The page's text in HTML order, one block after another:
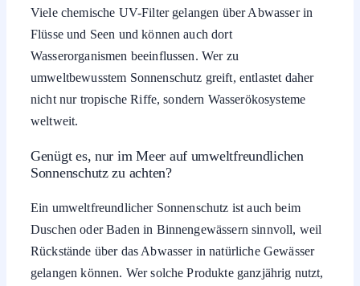
Viele chemische UV-Filter gelangen über Abwasser in
Flüsse und Seen und können auch dort
Wasserorganismen beeinflussen. Wer zu
umweltbewusstem Sonnenschutz greift, entlastet daher
nicht nur tropische Riffe, sondern Wasserökosysteme
weltweit.
Genügt es, nur im Meer auf umweltfreundlichen
Sonnenschutz zu achten?
Ein umweltfreundlicher Sonnenschutz ist auch beim
Duschen oder Baden in Binnengewässern sinnvoll, weil
Rückstände über das Abwasser in natürliche Gewässer
gelangen können. Wer solche Produkte ganzjährig nutzt,